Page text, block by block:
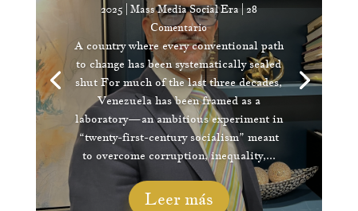
2025 Mass Media Social Era| 28
Comentario
A country where every conventional path
to change has been systematically sealed
shut For much of the last three decades,
Venezuela has been framed as a
laboratory—an ambitious experiment in
“twenty-first-century socialism” meant
to overcome corruption, inequality,...
Leer más